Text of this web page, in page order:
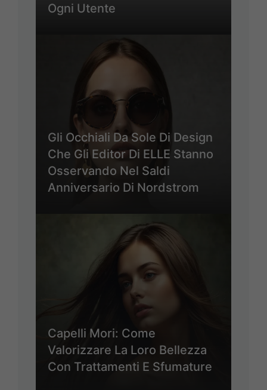
Ogni Utente
Gli Occhiali Da Sole Di Design
Che Gli Editor Di ELLE Stanno
Osservando Nel Saldi
Anniversario Di Nordstrom
Capelli Mori: Come
Valorizzare La Loro Bellezza
Con Trattamenti E Sfumature